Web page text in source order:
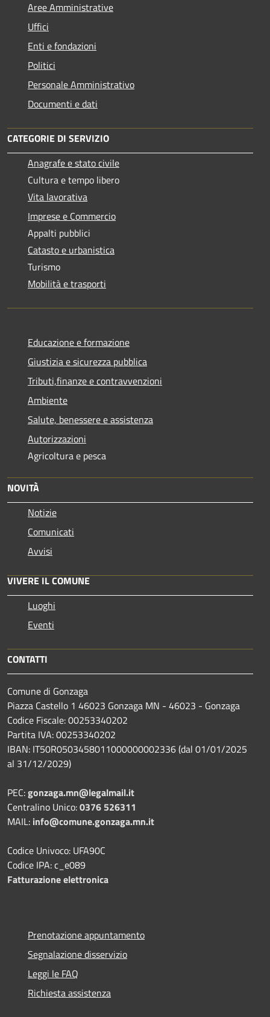
Aree Amministrative
Uffici
Enti e fondazioni
Politici
Personale Amministrativo
Documenti e dati
CATEGORIE DI SERVIZIO
Anagrafe e stato civile
Cultura e tempo libero
Vita lavorativa
Imprese e Commercio
Appalti pubblici
Catasto e urbanistica
Turismo
Mobilità e trasporti
Educazione e formazione
Giustizia e sicurezza pubblica
Tributi,finanze e contravvenzioni
Ambiente
Salute, benessere e assistenza
Autorizzazioni
Agricoltura e pesca
NOVITÀ
Notizie
Comunicati
Avvisi
VIVERE IL COMUNE
Luoghi
Eventi
CONTATTI
Comune di Gonzaga
Piazza Castello 1 46023 Gonzaga MN - 46023 - Gonzaga
Codice Fiscale: 00253340202
Partita IVA: 00253340202
IBAN: IT50R0503458011000000002336 (dal 01/01/2025
al 31/12/2029)
PEC:gonzaga.mn@legalmail.it
Centralino Unico:0376 526311
MAIL: info@comune.gonzaga.mn.it
Codice Univoco: UFA90C
Codice IPA: c_e089
Fatturazione elettronica
Prenotazione appuntamento
Segnalazione disservizio
Leggi le FAQ
Richiesta assistenza